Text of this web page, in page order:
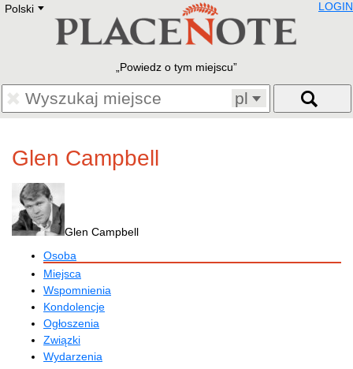
Polski E
Deutsch
Francais
Polski
Eestikeelne
LOGIN
Powiedz o tym miejscu
pl
Glen Campbell
Glen Campbell
Osoba
Miejsca
Wspomnienia
Kondolencje
Ogłoszenia
Związki
Wydarzenia